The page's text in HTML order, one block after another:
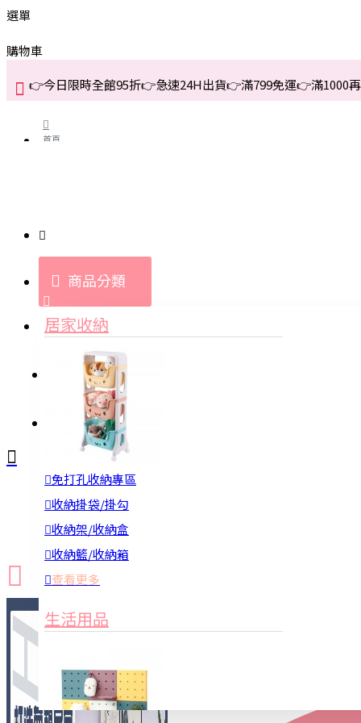
選單
購物車
👉今日限時全館95折👉急速24H出貨👉滿799免運👉滿1000
首頁
商品分類
居家收納
免打孔收納專區
收納掛袋/掛勾
收納架/收納盒
收納籃/收納箱
查看更多
生活用品
登入
新品上市